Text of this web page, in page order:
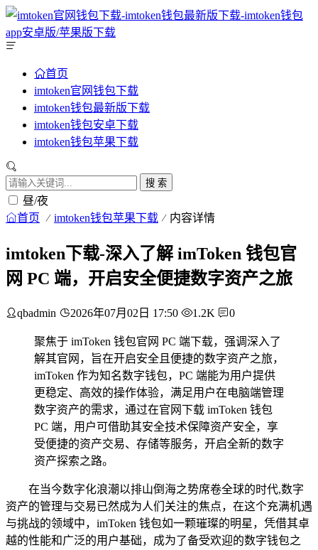
首页
imtoken官网钱包下载
imtoken钱包最新版下载
imtoken钱包安卓下载
imtoken钱包苹果下载
搜 索
昼/夜
首页 imtoken钱包苹果下载 内容详情
imtoken下载-深入了解 imToken 钱包官
网 PC 端，开启安全便捷数字资产之旅
qbadmin 2026年07月02日 17:50 1.2K 0
聚焦于 imToken 钱包官网 PC 端下载，强调深入了
解其官网，旨在开启安全且便捷的数字资产之旅，
imToken 作为知名数字钱包，PC 端能为用户提供
更稳定、高效的操作体验，满足用户在电脑端管理
数字资产的需求，通过在官网下载 imToken 钱包
PC 端，用户可借助其安全技术保障资产安全，享
受便捷的资产交易、存储等服务，开启全新的数字
资产探索之路。
在当今数字化浪潮以排山倒海之势席卷全球的时代,数字
资产的管理与交易已然成为人们关注的焦点，在这个充满机遇
与挑战的领域中，imToken 钱包如一颗璀璨的明星，凭借其卓
越的性能和广泛的用户基础，成为了备受欢迎的数字钱包之